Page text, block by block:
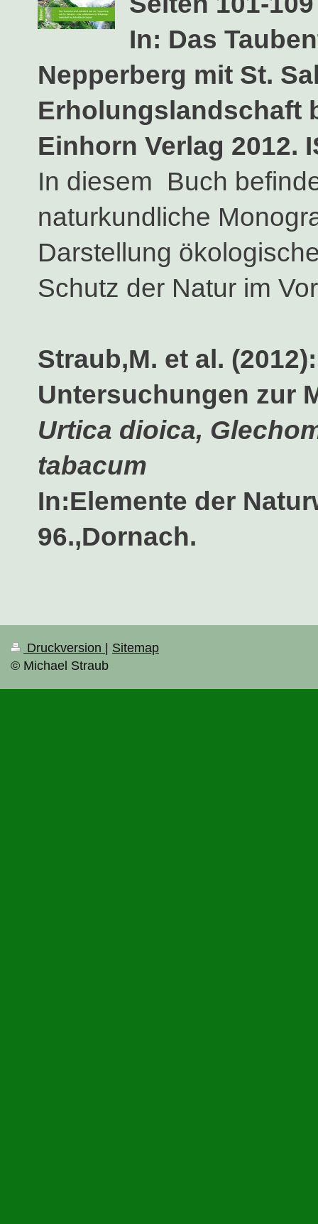
In: Das
Nepperberg mit St.
Erholungslandschaft
Einhorn Verlag 2012.
In diesem Buch
naturkundliche
Darstellung
Schutz der Natur im
Straub,M. et al. (2012):
Untersuchungen zur
Urtica dioica,
tabacum
In:Elemente der
96.,Dornach.
Druckversion | Sitemap
© Michael Straub